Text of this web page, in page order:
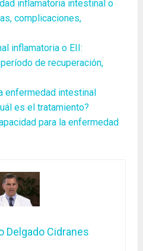
inflamatoria intestinal o
complicaciones,
inflamatoria o EII:
de recuperación,
enfermedad intestinal
es el tratamiento?
para la enfermedad
Delgado Cidranes